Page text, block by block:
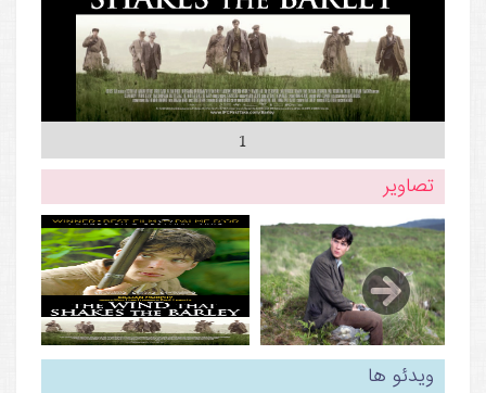
1
تصاویر
ویدئو ها